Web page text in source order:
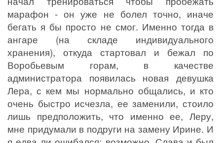
марафон - он уже не болел точно, иначе
бегать я бы просто не смог. Именно тогда в
ангаре (на складе индивидуального
хранения), откуда стартовал и бежал по
Воробьевым горам, в качестве
администратора появилась новая девушка
Лера, с кем мы нормально общались, и кто
очень быстро исчезла, ее заменили, стоило
лишь предположить, что именно ее, Леру,
мне придумали в подруги на замену Ирине. И